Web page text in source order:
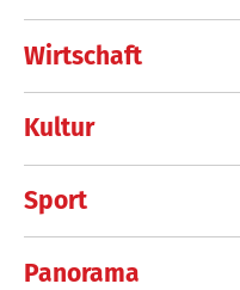
Wirtschaft
Kultur
Sport
Panorama